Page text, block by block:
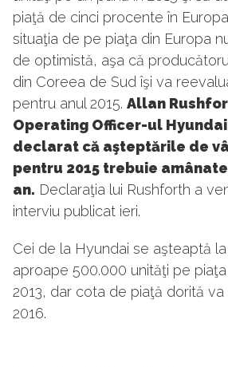
piaţă de cinci procente în
situaţia de pe piaţa din Europa
de optimistă, aşa că
din Coreea de Sud îşi va
pentru anul 2015. Allan
Operating Officer-ul Hyundai
declarat că aşteptările de
pentru 2015 trebuie
an. Declaraţia lui Rushforth a
interviu publicat ieri.
Cei de la Hyundai se aşteaptă
aproape 500.000 unităţi pe
2013, dar cota de piaţă dorită va
2016.